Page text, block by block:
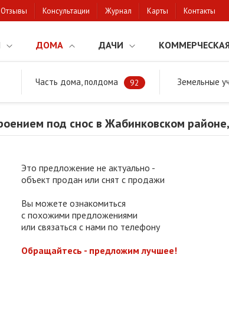
Отзывы Консультации Журнал Карты Контакты
ДОМА ДАЧИ
Часть дома, полдома 92 Земельные
участка со строением под снос в Жабинковском
под снос в Жабинковском
Это предложение не актуально -
объект продан или снят с продажи
Вы можете ознакомиться
с похожими предложениями
или связаться с нами по телефону
Обращайтесь - предложим лучшее!